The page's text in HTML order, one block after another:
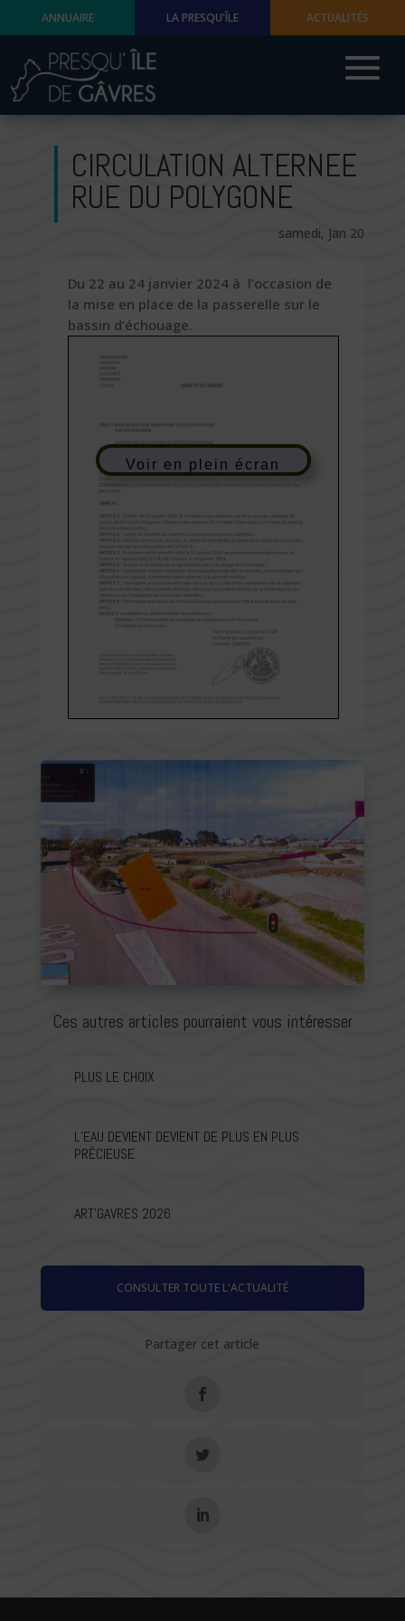
ANNUAIRE LA PRESQU'ÎLE ACTUALITÉS
CIRCULATION ALTERNEE
RUE DU POLYGONE
samedi, Jan 20
Du 22 au 24 janvier 2024 à l’occasion de
la mise en place de la passerelle sur le
bassin d’échouage.
Voir en plein écran
Ces autres articles pourraient vous intéresser
PLUS LE CHOIX
L’EAU DEVIENT DEVIENT DE PLUS EN PLUS
PRÉCIEUSE
ART’GAVRES 2026
CONSULTER TOUTE L'ACTUALITÉ
Partager cet article